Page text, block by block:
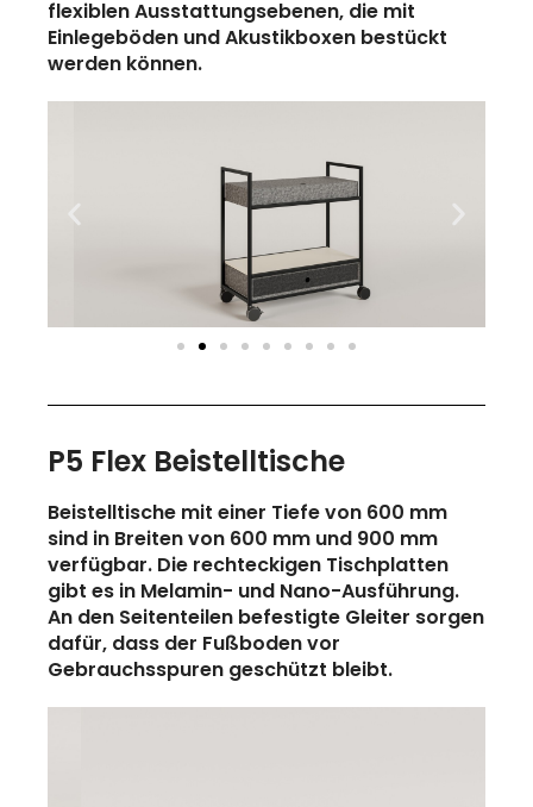
flexiblen Ausstattungsebenen, die mit
Einlegeböden und Akustikboxen bestückt
werden können.
P5 Flex Beistelltische
Beistelltische mit einer Tiefe von 600 mm
sind in Breiten von 600 mm und 900 mm
verfügbar. Die rechteckigen Tischplatten
gibt es in Melamin- und Nano-Ausführung.
An den Seitenteilen befestigte Gleiter sorgen
dafür, dass der Fußboden vor
Gebrauchsspuren geschützt bleibt.